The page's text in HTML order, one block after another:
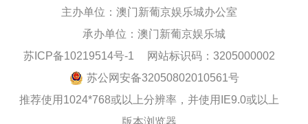
主办单位：澳门新葡京娱乐城办公室
承办单位：澳门新葡京娱乐城
苏ICP备10219514号-1
网站标识码：3205000002
苏公网安备32050802010561号
推荐使用1024*768或以上分辨率，并使用IE9.0或以上
版本浏览器